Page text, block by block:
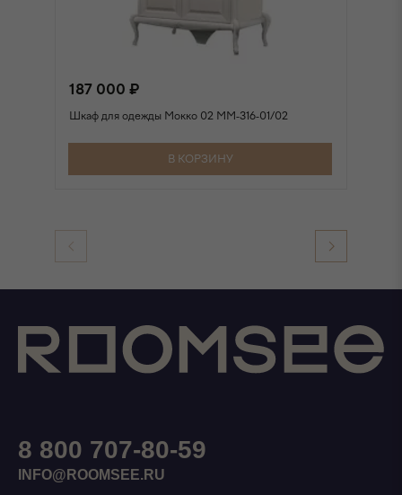
187 000 ₽
Шкаф для одежды Мокко 02 ММ-316-01/02
В КОРЗИНУ
8 800 707-80-59
INFO@ROOMSEE.RU